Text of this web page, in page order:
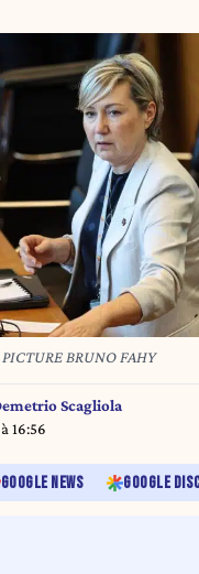
BRUNO FAHY
Scagliola
16:56
GOOGLE NEWS GOOGLE